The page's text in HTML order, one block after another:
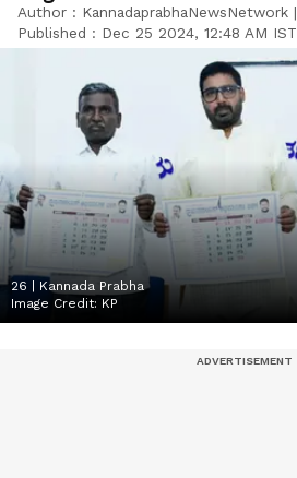
Author : KannadaprabhaNewsNetwork |
Published : Dec 25 2024, 12:48 AM IST
26 | Kannada Prabha
Image Credit: KP